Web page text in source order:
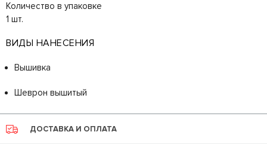
Количество в упаковке
1 шт.
ВИДЫ НАНЕСЕНИЯ
Вышивка
Шеврон вышитый
ДОСТАВКА И ОПЛАТА